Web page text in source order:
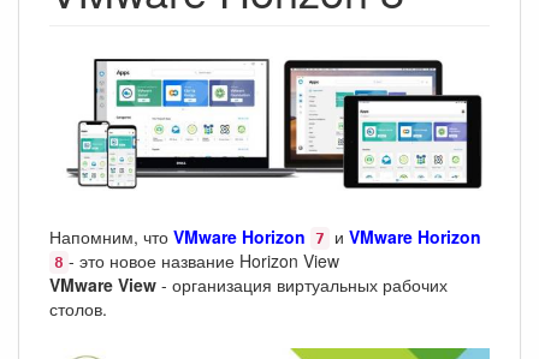
Напомним, что VMware Horizon 7 и VMware Horizon
8 - это новое название Horizon View
VMware View - организация виртуальных рабочих
столов.